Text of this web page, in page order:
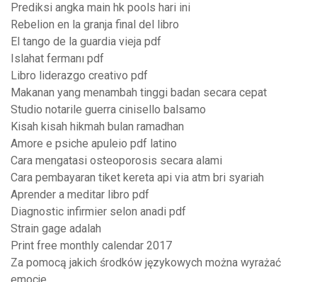
Prediksi angka main hk pools hari ini
Rebelion en la granja final del libro
El tango de la guardia vieja pdf
Islahat fermanı pdf
Libro liderazgo creativo pdf
Makanan yang menambah tinggi badan secara cepat
Studio notarile guerra cinisello balsamo
Kisah kisah hikmah bulan ramadhan
Amore e psiche apuleio pdf latino
Cara mengatasi osteoporosis secara alami
Cara pembayaran tiket kereta api via atm bri syariah
Aprender a meditar libro pdf
Diagnostic infirmier selon anadi pdf
Strain gage adalah
Print free monthly calendar 2017
Za pomocą jakich środków językowych można wyrażać